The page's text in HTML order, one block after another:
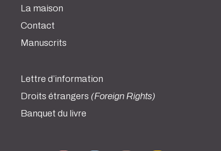
La maison
Contact
Manuscrits
Lettre d’information
Droits étrangers (Foreign Rights)
Banquet du livre